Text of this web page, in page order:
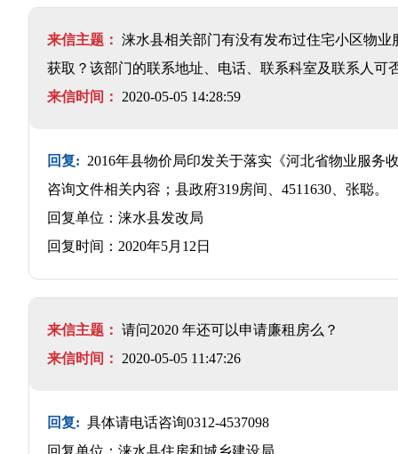
来信主题： 涞水县相关部门有没有发布过住宅小区物
获取？该部门的联系地址、电话、联系科室及联系人可
来信时间：
2020-05-05 14:28:59
回复: 2016年县物价局印发关于落实《河北省物业服务
咨询文件相关内容；县政府319房间、4511630、张聪。
回复单位：涞水县发改局
回复时间：2020年5月12日
来信主题： 请问2020 年还可以申请廉租房么？
来信时间：
2020-05-05 11:47:26
回复: 具体请电话咨询0312-4537098
回复单位：涞水县住房和城乡建设局